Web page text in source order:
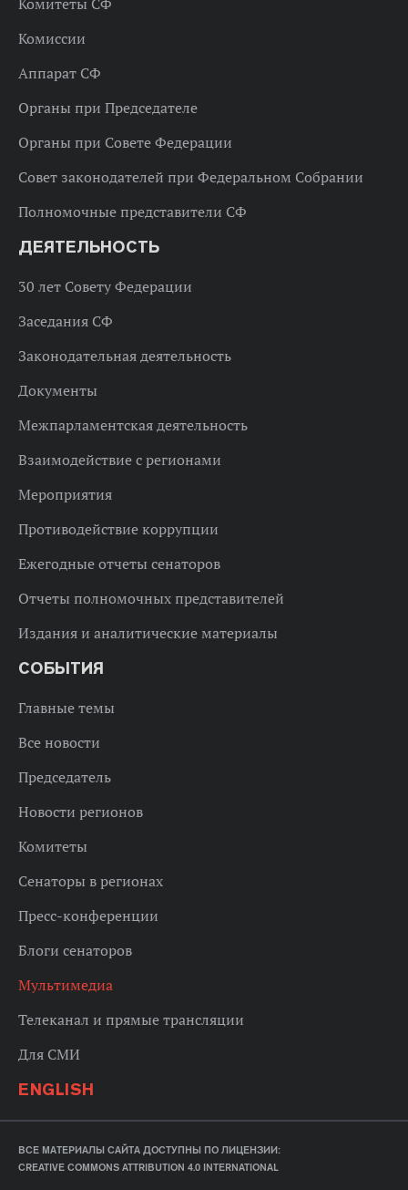
Комиссии
Аппарат СФ
Органы при Председателе
Органы при Совете Федерации
Совет законодателей при Федеральном Собрании
Полномочные представители СФ
ДЕЯТЕЛЬНОСТЬ
30 лет Совету Федерации
Заседания СФ
Законодательная деятельность
Документы
Межпарламентская деятельность
Взаимодействие с регионами
Мероприятия
Противодействие коррупции
Ежегодные отчеты сенаторов
Отчеты полномочных представителей
Издания и аналитические материалы
СОБЫТИЯ
Главные темы
Все новости
Председатель
Новости регионов
Комитеты
Сенаторы в регионах
Пресс-конференции
Блоги сенаторов
Мультимедиа
Телеканал и прямые трансляции
Для СМИ
ENGLISH
ВСЕ МАТЕРИАЛЫ САЙТА ДОСТУПНЫ ПО ЛИЦЕНЗИИ:
CREATIVE COMMONS ATTRIBUTION 4.0 INTERNATIONAL